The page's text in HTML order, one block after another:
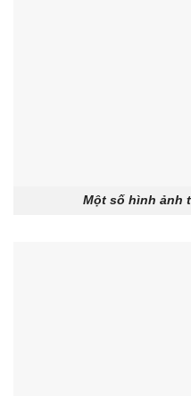
Một số hình ảnh